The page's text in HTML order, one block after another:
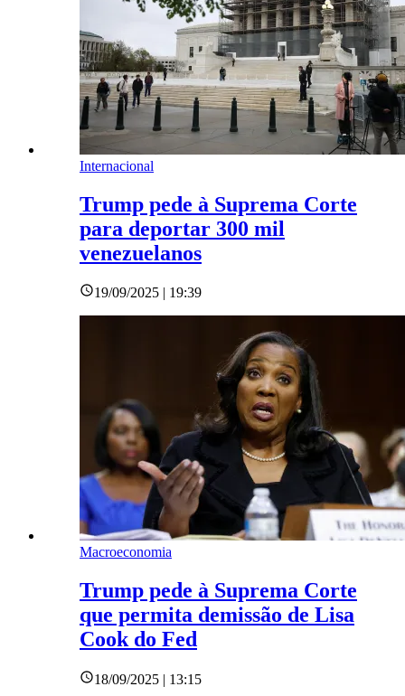
Internacional
Trump pede à Suprema Corte
para deportar 300 mil
venezuelanos
19/09/2025 | 19:39
Macroeconomia
Trump pede à Suprema Corte
que permita demissão de Lisa
Cook do Fed
18/09/2025 | 13:15